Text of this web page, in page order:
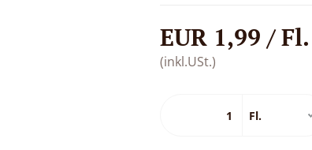
EUR 1,99 / Fl.
(inkl.USt.)